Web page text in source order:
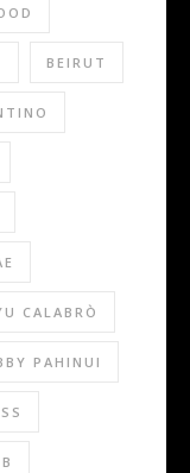
BEIRUT
CALABRÒ
PAHINUI